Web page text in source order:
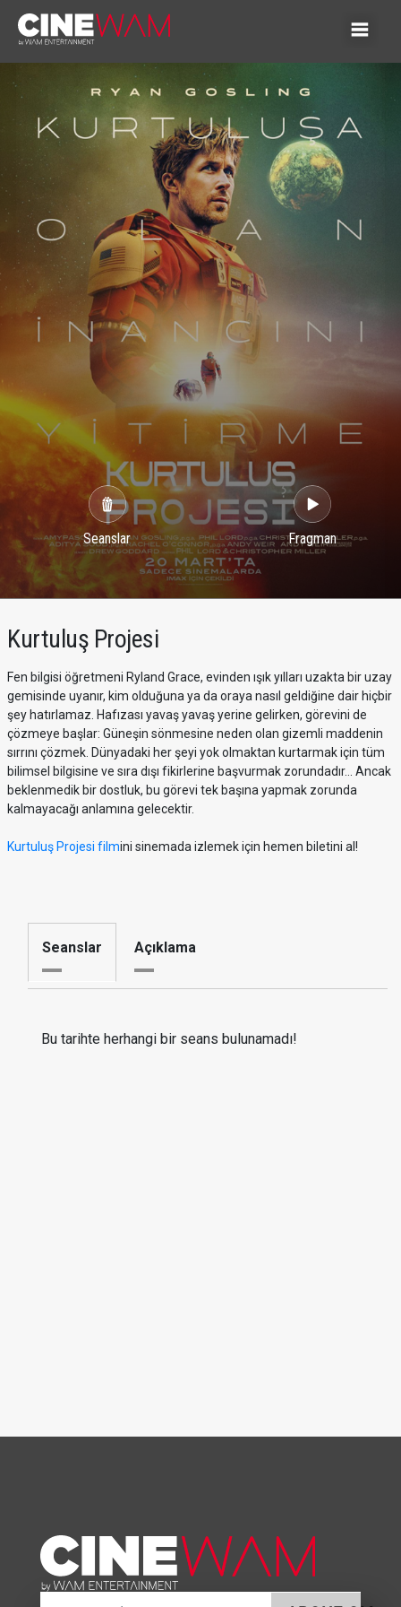
Seanslar Fragman
Kurtuluş Projesi
Fen bilgisi öğretmeni Ryland Grace, evinden ışık yılları uzakta bir uzay
gemisinde uyanır, kim olduğuna ya da oraya nasıl geldiğine dair hiçbir
şey hatırlamaz. Hafızası yavaş yavaş yerine gelirken, görevini de
çözmeye başlar: Güneşin sönmesine neden olan gizemli maddenin
sırrını çözmek. Dünyadaki her şeyi yok olmaktan kurtarmak için tüm
bilimsel bilgisine ve sıra dışı fikirlerine başvurmak zorundadır... Ancak
beklenmedik bir dostluk, bu görevi tek başına yapmak zorunda
kalmayacağı anlamına gelecektir.
Kurtuluş Projesi filmini sinemada izlemek için hemen biletini al!
Seanslar Açıklama
Bu tarihte herhangi bir seans bulunamadı!